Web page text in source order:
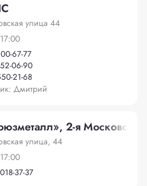
улица 44
67-77
06-90
21-68
Дмитрий
2-я
улица, 44
37-37